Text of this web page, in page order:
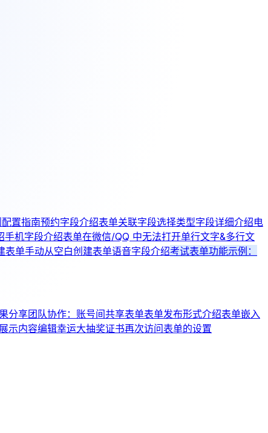
置指南预约字段介绍表单关联字段选择类型字段详细介绍电
手机字段介绍表单在微信/QQ 中无法打开单行文字&多行文
表单手动从空白创建表单语音字段介绍考试表单功能示例：
分享团队协作：账号间共享表单表单发布形式介绍表单嵌入
示内容编辑幸运大抽奖证书再次访问表单的设置